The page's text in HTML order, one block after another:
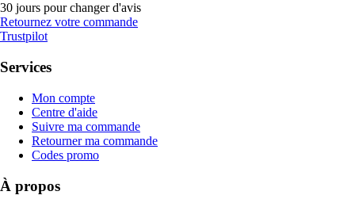
30 jours pour changer d'avis
Retournez votre commande
Trustpilot
Services
Mon compte
Centre d'aide
Suivre ma commande
Retourner ma commande
Codes promo
À propos